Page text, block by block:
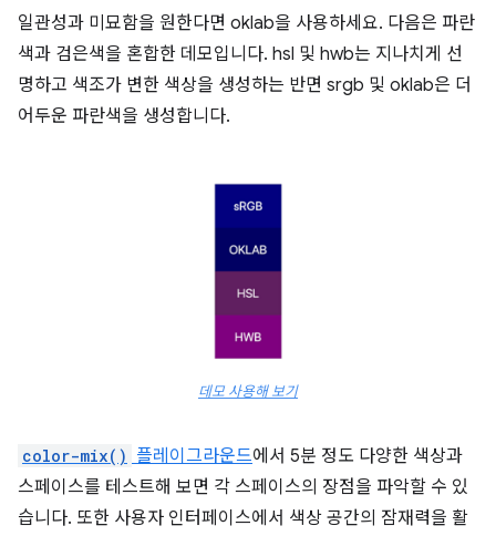
일관성과 미묘함을 원한다면 oklab을 사용하세요. 다음은 파란
색과 검은색을 혼합한 데모입니다. hsl 및 hwb는 지나치게 선
명하고 색조가 변한 색상을 생성하는 반면 srgb 및 oklab은 더
어두운 파란색을 생성합니다.
데모 사용해 보기
color-mix() 플레이그라운드에서 5분 정도 다양한 색상과
스페이스를 테스트해 보면 각 스페이스의 장점을 파악할 수 있
습니다. 또한 사용자 인터페이스에서 색상 공간의 잠재력을 활